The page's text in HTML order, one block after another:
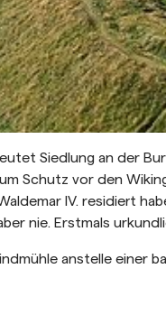
Siedlung an der
Schutz vor den
IV. residiert
nie. Erstmals
anstelle einer